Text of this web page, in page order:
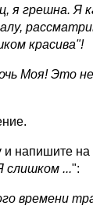
я грешна. Я
красива"!
Моя! Это
и напишите
слишком ...":
времени